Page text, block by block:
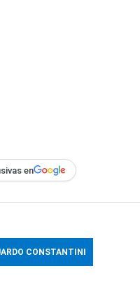
en
CONSTANTINI